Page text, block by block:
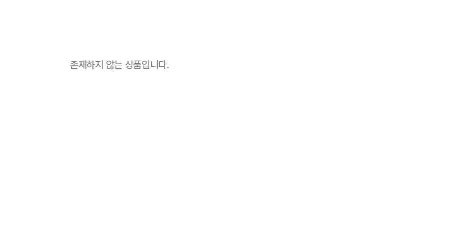
존재하지 않는 상품입니다.